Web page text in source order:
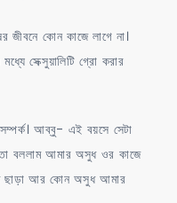
জীবনে কোন কাজে লাগে না।
সেক্সুয়ালিটি গ্রো করার
সম্পর্ক। আব্বু- এই বয়সে সেটা
বললাম আমার অসুধ ওর কাজে
ছাড়া আর কোন অসুধ আমার